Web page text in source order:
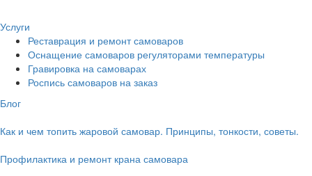
Услуги
Реставрация и ремонт самоваров
Оснащение самоваров регуляторами температуры
Гравировка на самоварах
Роспись самоваров на заказ
Блог
Как и чем топить жаровой самовар. Принципы, тонкости, советы.
Профилактика и ремонт крана самовара